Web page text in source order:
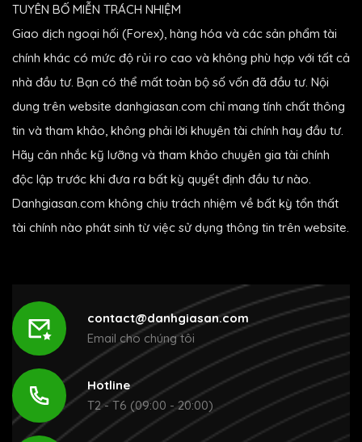
TUYÊN BỐ MIỄN TRÁCH NHIỆM
Giao dịch ngoại hối (Forex), hàng hóa và các sản phẩm tài
chính khác có mức độ rủi ro cao và không phù hợp với tất cả
nhà đầu tư. Bạn có thể mất toàn bộ số vốn đã đầu tư. Nội
dung trên website danhgiasan.com chỉ mang tính chất thông
tin và tham khảo, không phải lời khuyên tài chính hay đầu tư.
Hãy cân nhắc kỹ lưỡng và tham khảo chuyên gia tài chính
độc lập trước khi đưa ra bất kỳ quyết định đầu tư nào.
Danhgiasan.com không chịu trách nhiệm về bất kỳ tổn thất
tài chính nào phát sinh từ việc sử dụng thông tin trên website.
contact@danhgiasan.com
Email cho chúng tôi
Hotline
T2 - T6 (09:00 - 20:00)